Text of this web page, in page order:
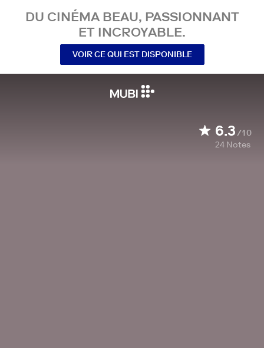
DU CINÉMA BEAU, PASSIONNANT
ET INCROYABLE.
VOIR CE QUI EST DISPONIBLE
6.3/10
24 Notes